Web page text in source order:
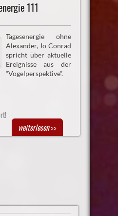
111
Tagesenergie ohne
Alexander, Jo Conrad
spricht über aktuelle
Ereignisse aus der
“Vogelperspektive”.
weiterlesen>>